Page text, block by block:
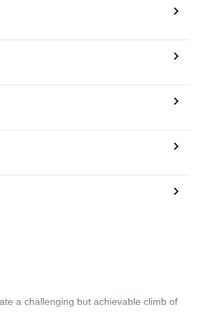
a challenging but achievable climb of